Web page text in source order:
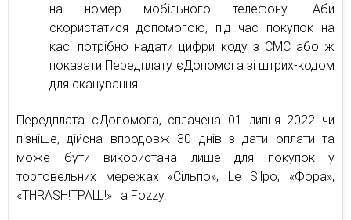
на номер мобільного телефону. Аби
скористатися допомогою, під час покупок на
касі потрібно надати цифри коду з СМС або ж
показати Передплату єДопомога зі штрих-кодом
для сканування.
Передплата єДопомога, сплачена 01 липня 2022 чи
пізніше, дійсна впродовж 30 днів з дати оплати та
може бути використана лише для покупок у
торговельних мережах «Сільпо», Le Silpo, «Фора»,
«THRASH!ТРАШ!» та Fozzy.